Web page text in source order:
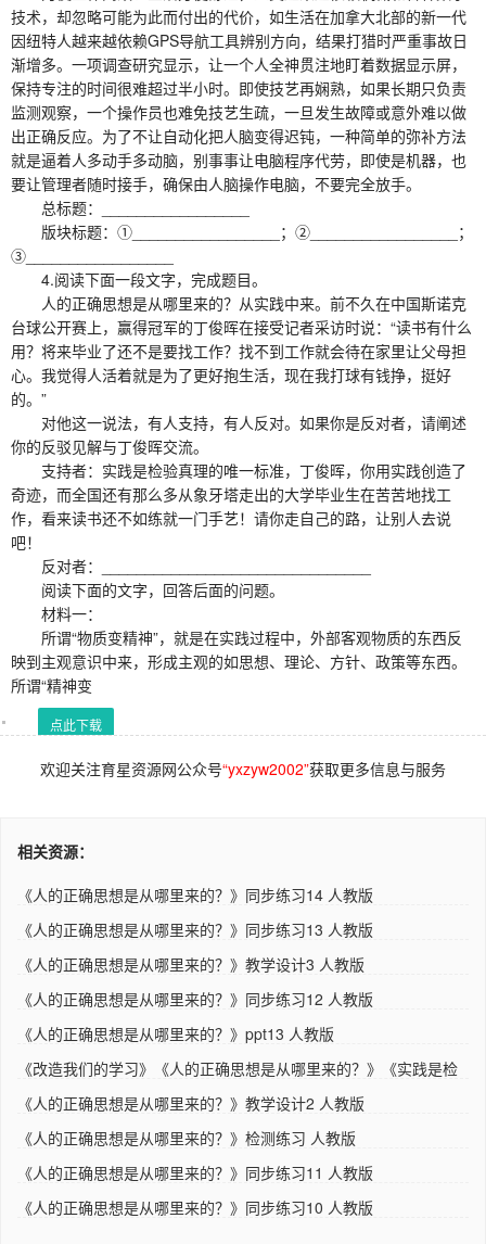
技术，却忽略可能为此而付出的代价，如生活在加拿大北部的新一代
因纽特人越来越依赖GPS导航工具辨别方向，结果打猎时严重事故日
渐增多。一项调查研究显示，让一个人全神贯注地盯着数据显示屏，
保持专注的时间很难超过半小时。即使技艺再娴熟，如果长期只负责
监测观察，一个操作员也难免技艺生疏，一旦发生故障或意外难以做
出正确反应。为了不让自动化把人脑变得迟钝，一种简单的弥补方法
就是逼着人多动手多动脑，别事事让电脑程序代劳，即使是机器，也
要让管理者随时接手，确保由人脑操作电脑，不要完全放手。
总标题：_________________
版块标题：①_________________；②_________________；
③_________________
4.阅读下面一段文字，完成题目。
人的正确思想是从哪里来的？从实践中来。前不久在中国斯诺克
台球公开赛上，赢得冠军的丁俊晖在接受记者采访时说：“读书有什么
用？将来毕业了还不是要找工作？找不到工作就会待在家里让父母担
心。我觉得人活着就是为了更好抱生活，现在我打球有钱挣，挺好
的。”
对他这一说法，有人支持，有人反对。如果你是反对者，请阐述
你的反驳见解与丁俊晖交流。
支持者：实践是检验真理的唯一标准，丁俊晖，你用实践创造了
奇迹，而全国还有那么多从象牙塔走出的大学毕业生在苦苦地找工
作，看来读书还不如练就一门手艺！请你走自己的路，让别人去说
吧！
反对者：_______________________________
阅读下面的文字，回答后面的问题。
材料一：
所谓“物质变精神”，就是在实践过程中，外部客观物质的东西反
映到主观意识中来，形成主观的如思想、理论、方针、政策等东西。
所谓“精神变
点此下载
欢迎关注育星资源网公众号“yxzyw2002”获取更多信息与服务
相关资源：
《人的正确思想是从哪里来的？》同步练习14 人教版
《人的正确思想是从哪里来的？》同步练习13 人教版
《人的正确思想是从哪里来的？》教学设计3 人教版
《人的正确思想是从哪里来的？》同步练习12 人教版
《人的正确思想是从哪里来的？》ppt13 人教版
《改造我们的学习》《人的正确思想是从哪里来的？》《实践是检
《人的正确思想是从哪里来的？》教学设计2 人教版
《人的正确思想是从哪里来的？》检测练习 人教版
《人的正确思想是从哪里来的？》同步练习11 人教版
《人的正确思想是从哪里来的？》同步练习10 人教版